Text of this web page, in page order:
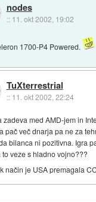
nodes
:: 11. okt 2002, 19:02
1700-P4 Powered.
TuXterrestrial
:: 11. okt 2002, 22:24
zadeva med AMD-jem in
pač več dnarja pa ne za
bilanca ni pozitivna. Igra
to veze s hladno vojno???
način je USA premagala